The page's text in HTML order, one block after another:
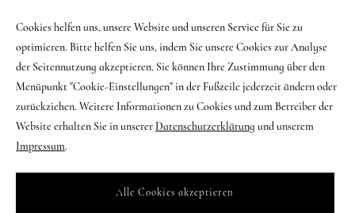
Cookies helfen uns, unsere Website und unseren Service für Sie zu
optimieren. Bitte helfen Sie uns, indem Sie unsere Cookies zur Analyse
der Seitennutzung akzeptieren. Sie können Ihre Zustimmung über den
Menüpunkt "Cookie-Einstellungen" in der Fußzeile jederzeit ändern oder
zurückziehen. Weitere Informationen zu Cookies und zum Betreiber der
Website erhalten Sie in unsererDatenschutzerklärung und unserem
Impressum.
Alle Cookies akzeptieren